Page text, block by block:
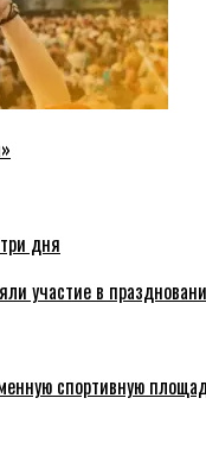
дня
участие в
спортивную